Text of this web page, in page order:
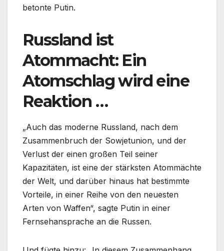
betonte Putin.
Russland ist
Atommacht: Ein
Atomschlag wird eine
Reaktion …
„Auch das moderne Russland, nach dem
Zusammenbruch der Sowjetunion, und der
Verlust der einen großen Teil seiner
Kapazitäten, ist eine der stärksten Atommächte
der Welt, und darüber hinaus hat bestimmte
Vorteile, in einer Reihe von den neuesten
Arten von Waffen“, sagte Putin in einer
Fernsehansprache an die Russen.